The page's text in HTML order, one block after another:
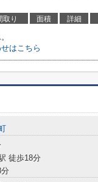
取り 面積 詳細
はこちら
徒歩18分